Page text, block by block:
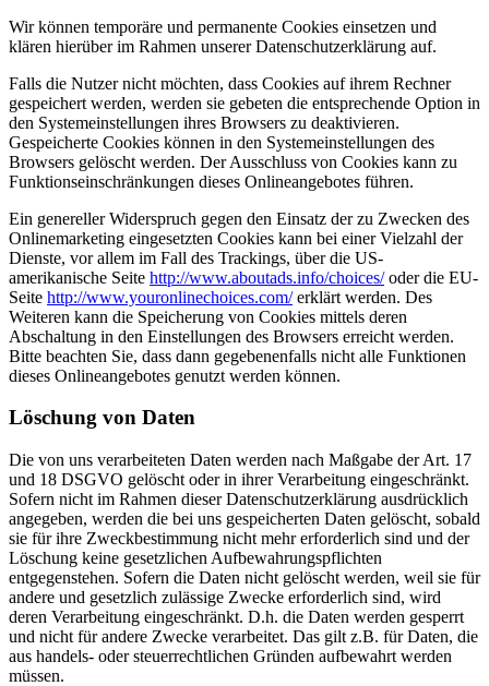
Wir können temporäre und permanente Cookies einsetzen und
klären hierüber im Rahmen unserer Datenschutzerklärung auf.
Falls die Nutzer nicht möchten, dass Cookies auf ihrem Rechner
gespeichert werden, werden sie gebeten die entsprechende Option in
den Systemeinstellungen ihres Browsers zu deaktivieren.
Gespeicherte Cookies können in den Systemeinstellungen des
Browsers gelöscht werden. Der Ausschluss von Cookies kann zu
Funktionseinschränkungen dieses Onlineangebotes führen.
Ein genereller Widerspruch gegen den Einsatz der zu Zwecken des
Onlinemarketing eingesetzten Cookies kann bei einer Vielzahl der
Dienste, vor allem im Fall des Trackings, über die US-
amerikanische Seite http://www.aboutads.info/choices/oder die EU-
Seite http://www.youronlinechoices.com/erklärt werden. Des
Weiteren kann die Speicherung von Cookies mittels deren
Abschaltung in den Einstellungen des Browsers erreicht werden.
Bitte beachten Sie, dass dann gegebenenfalls nicht alle Funktionen
dieses Onlineangebotes genutzt werden können.
Löschung von Daten
Die von uns verarbeiteten Daten werden nach Maßgabe der Art. 17
und 18 DSGVO gelöscht oder in ihrer Verarbeitung eingeschränkt.
Sofern nicht im Rahmen dieser Datenschutzerklärung ausdrücklich
angegeben, werden die bei uns gespeicherten Daten gelöscht, sobald
sie für ihre Zweckbestimmung nicht mehr erforderlich sind und der
Löschung keine gesetzlichen Aufbewahrungspflichten
entgegenstehen. Sofern die Daten nicht gelöscht werden, weil sie für
andere und gesetzlich zulässige Zwecke erforderlich sind, wird
deren Verarbeitung eingeschränkt. D.h. die Daten werden gesperrt
und nicht für andere Zwecke verarbeitet. Das gilt z.B. für Daten, die
aus handels- oder steuerrechtlichen Gründen aufbewahrt werden
müssen.